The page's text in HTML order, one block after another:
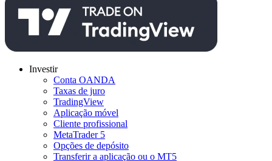
Investir
Conta OANDA
Taxas de juro
TradingView
Aplicação móvel
Cliente profissional
MetaTrader 5
Opções de depósito
Transferir a aplicação ou o MT5